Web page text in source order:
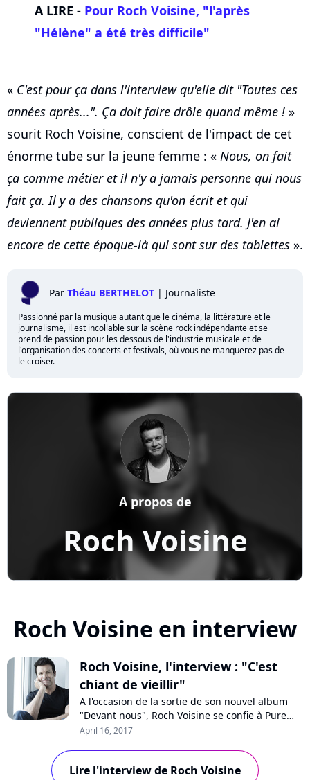
A LIRE - Pour Roch Voisine, "l'après
"Hélène" a été très difficile"
« C'est pour ça dans l'interview qu'elle dit "Toutes ces
années après...". Ça doit faire drôle quand même ! »
sourit Roch Voisine, conscient de l'impact de cet
énorme tube sur la jeune femme : « Nous, on fait
ça comme métier et il n'y a jamais personne qui nous
fait ça. Il y a des chansons qu'on écrit et qui
deviennent publiques des années plus tard. J'en ai
encore de cette époque-là qui sont sur des tablettes ».
Par Théau BERTHELOT | Journaliste
Passionné par la musique autant que le cinéma, la littérature et le
journalisme, il est incollable sur la scène rock indépendante et se
prend de passion pour les dessous de l'industrie musicale et de
l'organisation des concerts et festivals, où vous ne manquerez pas de
le croiser.
Roch Voisine
A propos de
Roch Voisine en interview
Roch Voisine, l'interview : "C'est
chiant de vieillir"
A l'occasion de la sortie de son nouvel album
"Devant nous", Roch Voisine se confie à Pure
Charts. Le chanteur évoque son besoin de
France, ses collaborations avec Patxi ou Luc
Plamondon, ainsi que son absence aux Enfoirés
April 16, 2017
Lire l'interview de Roch Voisine